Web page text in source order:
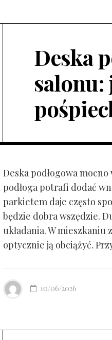
Deska
salonu:
Deska podłogowa
podłoga potrafi dodać
parkietem daje często
będzie dobra wszędzie.
układania. W
optycznie ją obciążyć.
10/06/2026